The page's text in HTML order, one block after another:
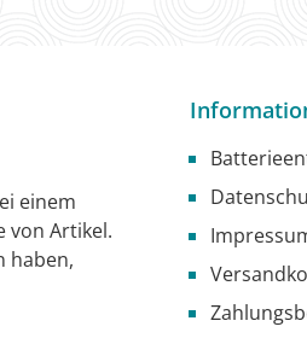
einem
von Artikel.
haben,